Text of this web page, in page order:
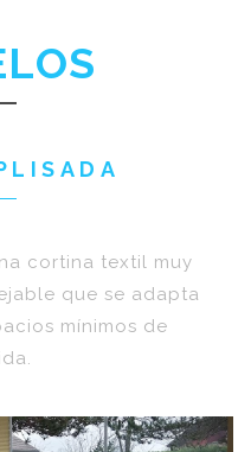
cortina textil muy
que se adapta
mínimos de
Next